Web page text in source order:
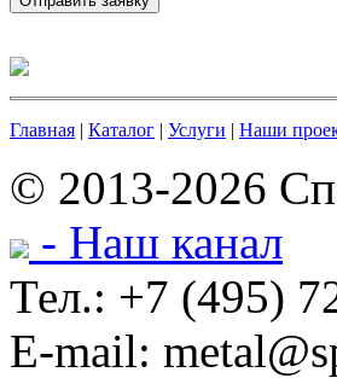
Главная | Каталог | Услуги | Наши
© 2013-2026
- Наш канал
Тел.: +7 (495)
E-mail: